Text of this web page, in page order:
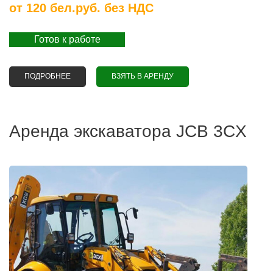
от 120 бел.руб. без НДС
Готов к работе
ПОДРОБНЕЕ О АРЕНДА ЭКСКАВАТОРА-ПОГРУЗЧИКА JCB 4CX
ВЗЯТЬ В АРЕНДУ
Аренда экскаватора JCB 3CX